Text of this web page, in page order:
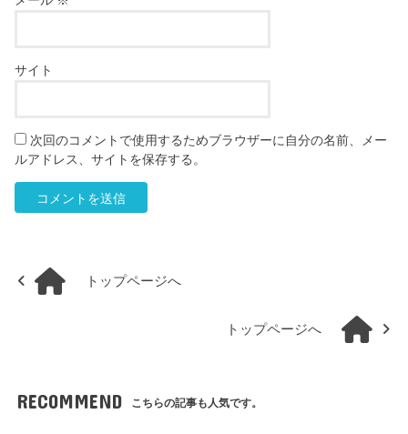
サイト
次回のコメントで使用するためブラウザーに自分の名前、メー
ルアドレス、サイトを保存する。
トップページへ
トップページへ
RECOMMEND こちらの記事も人気です。